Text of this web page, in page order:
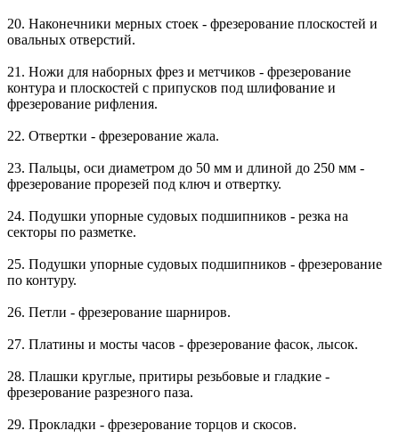
20. Наконечники мерных стоек - фрезерование плоскостей и
овальных отверстий.
21. Ножи для наборных фрез и метчиков - фрезерование
контура и плоскостей с припусков под шлифование и
фрезерование рифления.
22. Отвертки - фрезерование жала.
23. Пальцы, оси диаметром до 50 мм и длиной до 250 мм -
фрезерование прорезей под ключ и отвертку.
24. Подушки упорные судовых подшипников - резка на
секторы по разметке.
25. Подушки упорные судовых подшипников - фрезерование
по контуру.
26. Петли - фрезерование шарниров.
27. Платины и мосты часов - фрезерование фасок, лысок.
28. Плашки круглые, притиры резьбовые и гладкие -
фрезерование разрезного паза.
29. Прокладки - фрезерование торцов и скосов.